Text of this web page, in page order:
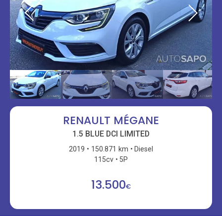
RENAULT MÉGANE
1.5 BLUE DCI LIMITED
2019 150.871 km
Diesel
115cv
5P
13.500€